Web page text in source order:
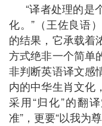
“译者处理的是
化。”（王佐良语
的结果，它承载着
方式绝非一个简单
非判断英语译文感
内的中华生肖文化
采用“归化”的翻
准”，更要“以我为尊